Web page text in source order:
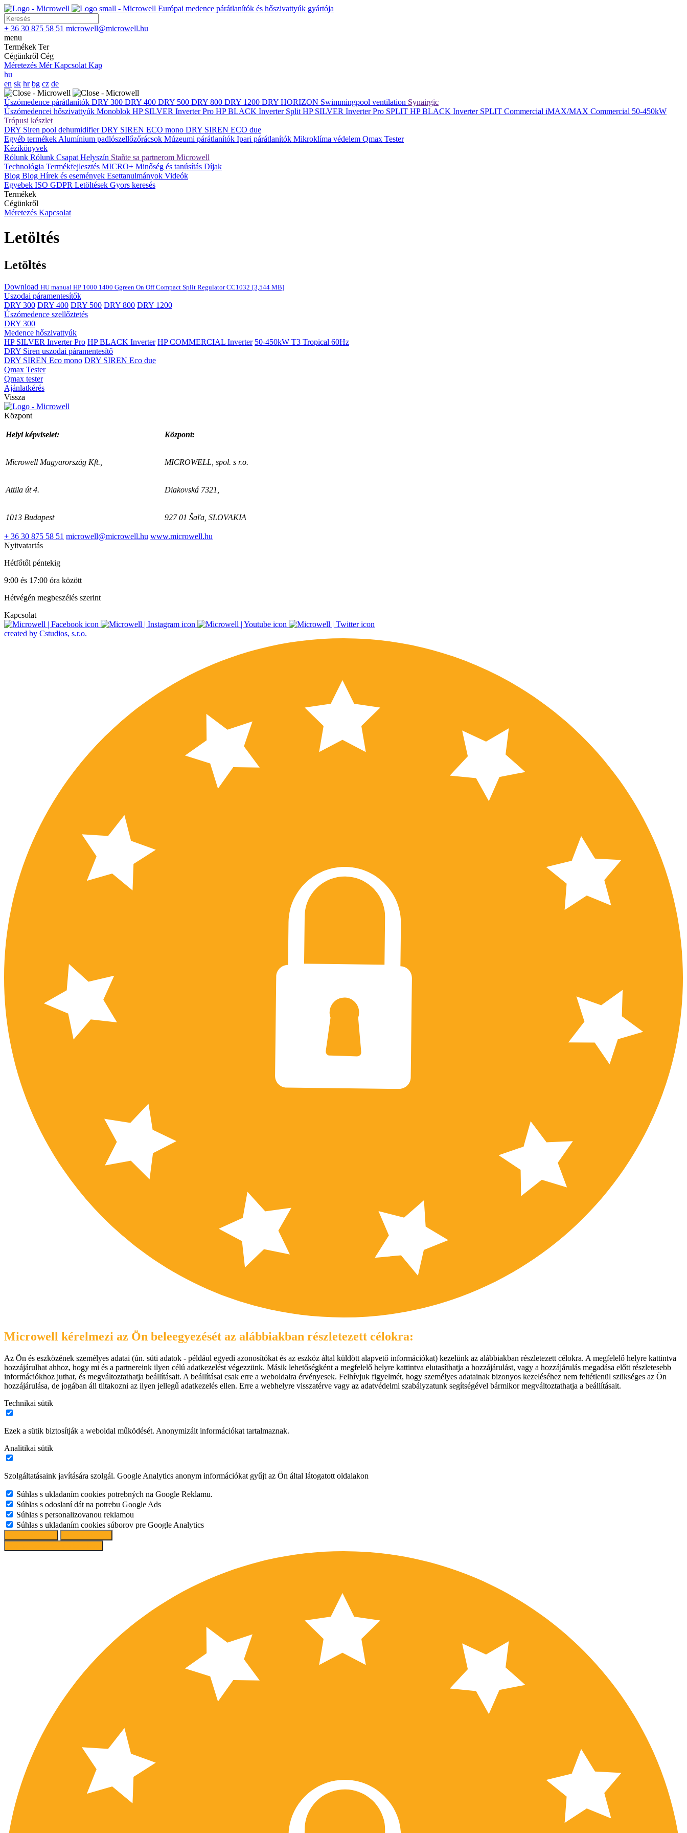
Európai medence párátlanítók és hőszivattyúk gyártója
+ 36 30 875 58 51 microwell@microwell.hu
menu
Termékek Ter
Cégünkről Cég
Méretezés Mér Kapcsolat Kap
hu
en sk hr bg cz de
Úszómedence párátlanítók DRY 300 DRY 400 DRY 500 DRY 800 DRY 1200 DRY HORIZON Swimmingpool ventilation Synairgic
Úszómedencei hőszivattyúk Monoblok HP SILVER Inverter Pro HP BLACK Inverter Split HP SILVER Inverter Pro SPLIT HP BLACK Inverter SPLIT Commercial iMAX/MAX Commercial 50-450kW
Trópusi készlet
DRY Siren pool dehumidifierDRY SIREN ECO mono DRY SIREN ECO due
Egyéb termékek Alumínium padlószellőzőrácsok Múzeumi párátlanítók Ipari párátlanítók Mikroklíma védelem Qmax Tester
Kézikönyvek
Rólunk Rólunk Csapat Helyszín Staňte sa partnerom Microwell
Technológia Termékfejlesztés MICRO+ Minőség és tanúsítás Díjak
Blog Blog Hírek és események Esettanulmányok Videók
Egyebek ISO GDPR Letöltések Gyors keresés
Termékek
Cégünkről
Méretezés Kapcsolat
Letöltés
Letöltés
Download HU manual HP 1000 1400 Ggreen On Off Compact Split Regulator CC1032 [3,544 MB]
Uszodai páramentesítők
DRY 300 DRY 400 DRY 500 DRY 800 DRY 1200
Úszómedence szellőztetés
DRY 300
Medence hőszivattyúk
HP SILVER Inverter Pro HP BLACK Inverter HP COMMERCIAL Inverter 50-450kW T3 Tropical 60Hz
DRY Siren uszodai páramentesítő
DRY SIREN Eco mono DRY SIREN Eco due
Qmax Tester
Qmax tester
Ajánlatkérés
Vissza
Központ
Helyi képviselet: Központ:
Microwell Magyarország Kft., MICROWELL, spol. s r.o.
Attila út 4. Diakovská 7321,
1013 Budapest 927 01 Šaľa, SLOVAKIA
+ 36 30 875 58 51 microwell@microwell.hu www.microwell.hu
Nyitvatartás
Hétfőtől péntekig
9:00 és 17:00 óra között
Hétvégén megbeszélés szerint
Kapcsolat
created by Cstudios, s.r.o.
Microwell kérelmezi az Ön beleegyezését az alábbiakban részletezett célokra:
Az Ön és eszközének személyes adatai (ún. süti adatok - például egyedi azonosítókat és az eszköz által küldött alapvető információkat) kezelünk az alábbiakban részletezett célokra. A megfelelő helyre kattintva
hozzájárulhat ahhoz, hogy mi és a partnereink ilyen célú adatkezelést végezzünk. Másik lehetőségként a megfelelő helyre kattintva elutasíthatja a hozzájárulást, vagy a hozzájárulás megadása előtt részletesebb
információkhoz juthat, és megváltoztathatja beállításait. A beállításai csak erre a weboldalra érvényesek. Felhívjuk figyelmét, hogy személyes adatainak bizonyos kezeléséhez nem feltétlenül szükséges az Ön
hozzájárulása, de jogában áll tiltakozni az ilyen jellegű adatkezelés ellen. Erre a webhelyre visszatérve vagy az adatvédelmi szabályzatunk segítségével bármikor megváltoztathatja a beállításait.
Technikai sütik
Ezek a sütik biztosítják a weboldal működését. Anonymizált információkat tartalmaznak.
Analitikai sütik
Szolgáltatásaink javítására szolgál. Google Analytics anonym információkat gyűjt az Ön által látogatott oldalakon
Súhlas s ukladaním cookies potrebných na Google Reklamu.
Súhlas s odoslaní dát na potrebu Google Ads
Súhlas s personalizovanou reklamou
Súhlas s ukladaním cookies súborov pre Google Analytics